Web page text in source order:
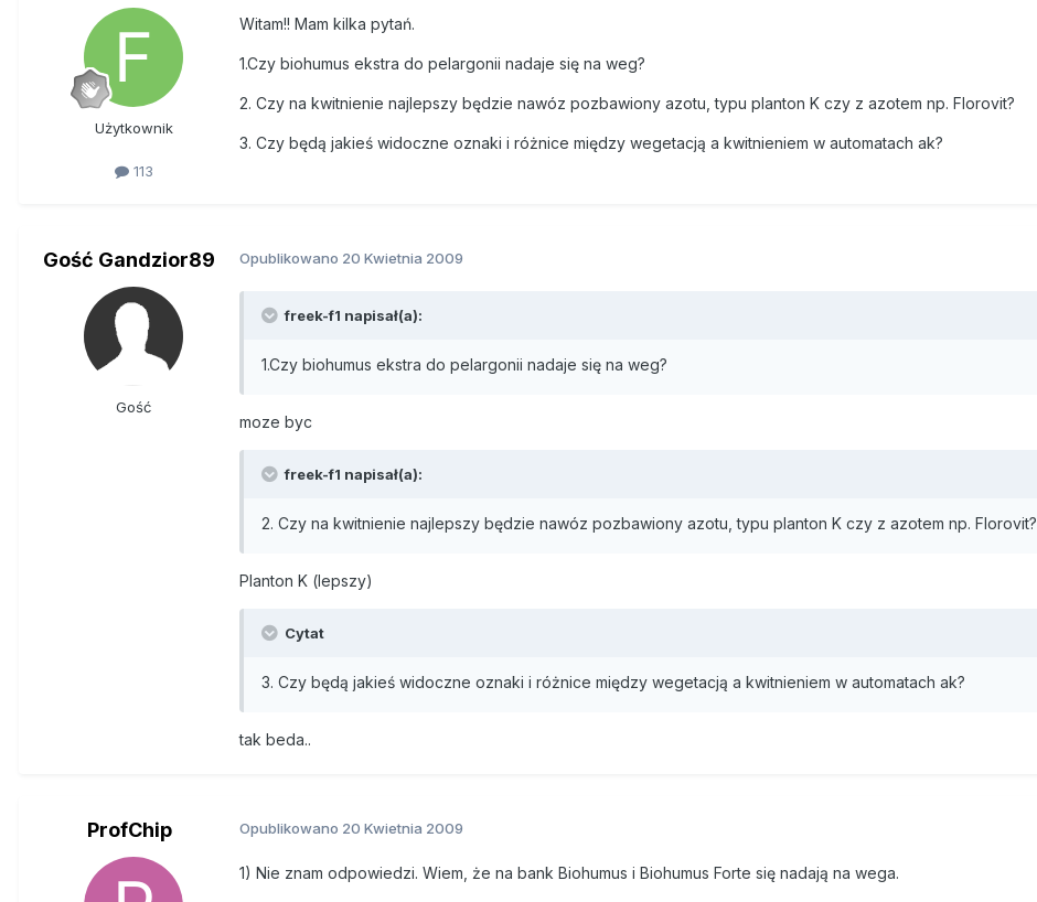
Użytkownik
113
Witam!! Mam kilka pytań.
1.Czy biohumus ekstra do pelargonii nadaje się na weg?
2. Czy na kwitnienie najlepszy będzie nawóz pozbawiony azotu, typu planton K czy z azotem np. Florovit?
3. Czy będą jakieś widoczne oznaki i różnice między wegetacją a kwitnieniem w automatach ak?
Gość Gandzior89
Gość
Opublikowano 20 Kwietnia 2009
freek-f1 napisał(a):
1.Czy biohumus ekstra do pelargonii nadaje się na weg?
moze byc
freek-f1 napisał(a):
2. Czy na kwitnienie najlepszy będzie nawóz pozbawiony azotu, typu planton K czy z azotem np. Florovit?
Planton K (lepszy)
Cytat
3. Czy będą jakieś widoczne oznaki i różnice między wegetacją a kwitnieniem w automatach ak?
tak beda..
ProfChip Opublikowano 20 Kwietnia 2009
1) Nie znam odpowiedzi. Wiem, że na bank Biohumus i Biohumus Forte się nadają na wega.